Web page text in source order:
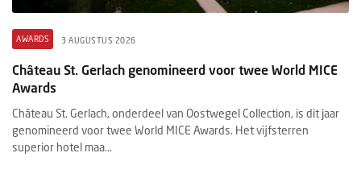
AWARDS 3 AUGUSTUS 2026
Château St. Gerlach genomineerd voor twee World MICE
Awards
Château St. Gerlach, onderdeel van Oostwegel Collection, is dit jaar
genomineerd voor twee World MICE Awards. Het vijfsterren
superior hotel maa...